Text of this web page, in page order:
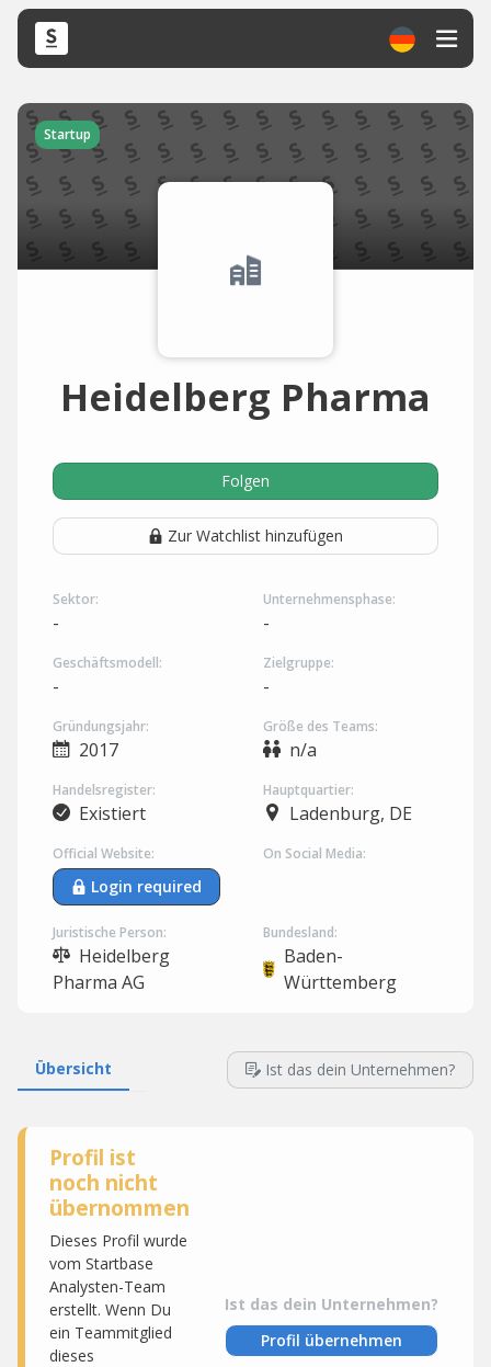
Startup
Heidelberg Pharma
Folgen
Zur Watchlist hinzufügen
Sektor:
-
Unternehmensphase:
-
Geschäftsmodell:
-
Zielgruppe:
-
Gründungsjahr:
2017
Größe des Teams:
n/a
Handelsregister:
Existiert
Hauptquartier:
Ladenburg, DE
Official Website:
Login required
On Social Media:
Juristische Person:
Heidelberg
Pharma AG
Bundesland:
Baden-
Württemberg
Übersicht Ist das dein Unternehmen?
Profil ist
noch nicht
übernommen
Dieses Profil wurde
vom Startbase
Analysten-Team
erstellt. Wenn Du
ein Teammitglied
dieses
Ist das dein Unternehmen?
Profil übernehmen